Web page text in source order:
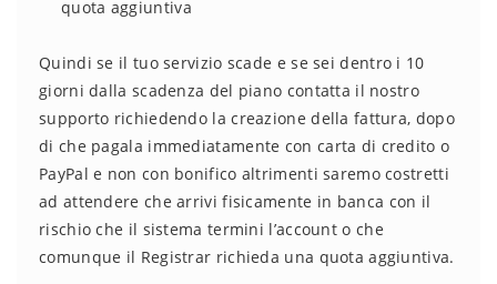
quota aggiuntiva
Quindi se il tuo servizio scade e se sei dentro i 10
giorni dalla scadenza del piano contatta il nostro
supporto richiedendo la creazione della fattura, dopo
di che pagala immediatamente con carta di credito o
PayPal e non con bonifico altrimenti saremo costretti
ad attendere che arrivi fisicamente in banca con il
rischio che il sistema termini l’account o che
comunque il Registrar richieda una quota aggiuntiva.